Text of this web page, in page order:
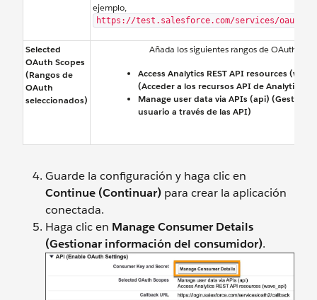
ejemplo,
https://test.salesforce.com/services/oauth2/
Selected
OAuth Scopes
(Rangos de
OAuth
seleccionados)
Añada los siguientes rangos de OAuth:
Access Analytics REST API resources
(Acceder a los recursos API de Analytics
Manage user data via APIs (api)
usuario a través de las API)
Guarde la configuración y haga clic en
Continue (Continuar) para crear la aplicación
conectada.
Haga clic en Manage Consumer Details
(Gestionar información del consumidor).